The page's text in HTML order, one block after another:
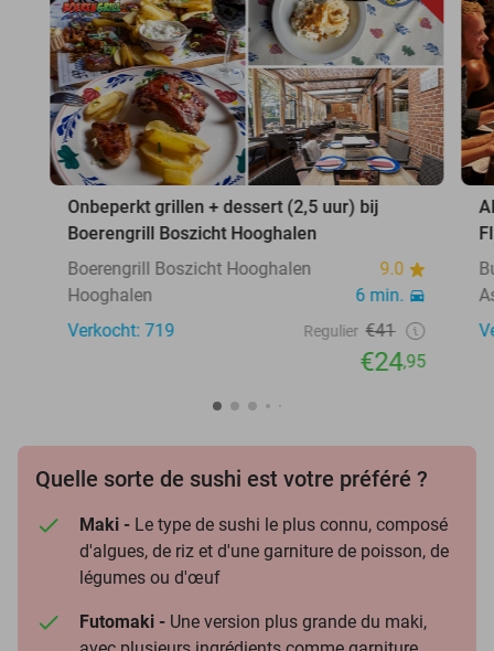
Onbeperkt grillen + dessert (2,5 uur) bij
Boerengrill Boszicht Hooghalen
Boerengrill Boszicht Hooghalen
9.0
Hooghalen
6 min.
Verkocht: 719
Regulier €41
€24,95
Quelle sorte de sushi est votre préféré ?
Maki - Le type de sushi le plus connu, composé
d'algues, de riz et d'une garniture de poisson, de
légumes ou d'œuf
Futomaki - Une version plus grande du maki,